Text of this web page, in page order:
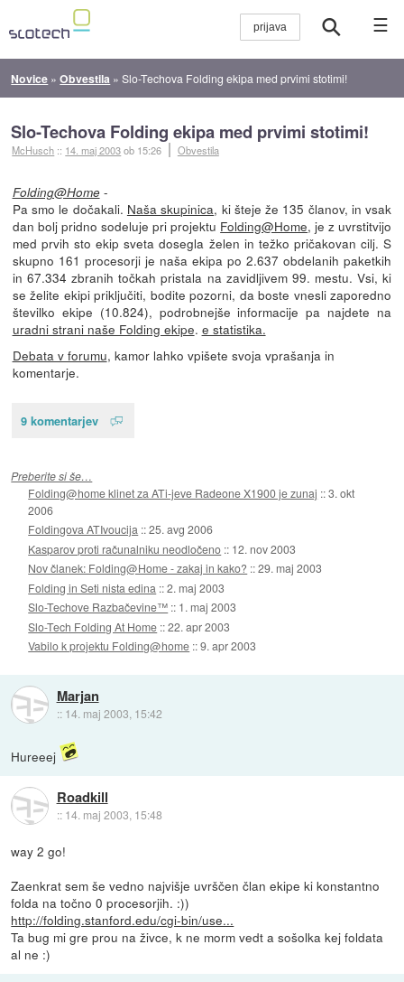
☰
Novice »Obvestila »Slo-Techova Folding ekipa med prvimi stotimi!
Slo-Techova Folding ekipa med prvimi stotimi!
McHusch :: 14. maj 2003ob 15:26 Obvestila
Folding@Home-
Pa smo le dočakali. Naša skupinica, ki šteje že 135 članov, in vsak
dan bolj pridno sodeluje pri projektu Folding@Home, je z uvrstitvijo
med prvih sto ekip sveta dosegla želen in težko pričakovan cilj. S
skupno 161 procesorji je naša ekipa po 2.637 obdelanih paketkih
in 67.334 zbranih točkah pristala na zavidljivem 99. mestu. Vsi, ki
se želite ekipi priključiti, bodite pozorni, da boste vnesli zaporedno
številko ekipe (10.824), podrobnejše informacije pa najdete na
uradni strani naše Folding ekipe. e statistika.
Debata v forumu, kamor lahko vpišete svoja vprašanja in
komentarje.
9 komentarjev
Preberite si še…
Folding@home klinet za ATi-jeve Radeone X1900 je zunaj ::3. okt
2006
Foldingova ATIvoucija ::25. avg 2006
Kasparov proti računalniku neodločeno :: 12. nov 2003
Nov članek: Folding@Home - zakaj in kako? ::29. maj 2003
Folding in Seti nista edina ::2. maj 2003
Slo-Techove Razbačevine™ :: 1. maj 2003
Slo-Tech Folding At Home ::22. apr 2003
Vabilo k projektu Folding@home ::9. apr 2003
Marjan
:: 14. maj 2003, 15:42
Hureeej
Roadkill
:: 14. maj 2003, 15:48
way 2 go!
Zaenkrat sem še vedno najvišje uvrščen član ekipe ki konstantno
folda na točno 0 procesorjih. :))
http://folding.stanford.edu/cgi-bin/use...
Ta bug mi gre prou na živce, k ne morm vedt a sošolka kej foldata
al ne :)